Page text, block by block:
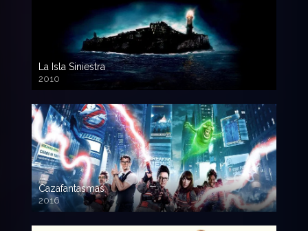
La Isla Siniestra
2010
720p HD
Cazafantasmas
2016
720p HD